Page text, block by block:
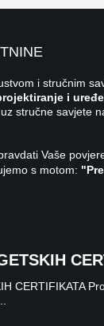
i stručnim
i
stručne savjete
Vaše
s motom:
CERTIFIKATA